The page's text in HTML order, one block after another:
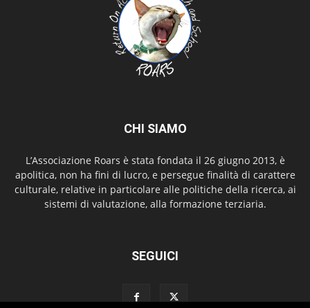
CHI SIAMO
L’Associazione Roars è stata fondata il 26 giugno 2013, è
apolitica, non ha fini di lucro, e persegue finalità di carattere
culturale, relative in particolare alle politiche della ricerca, ai
sistemi di valutazione, alla formazione terziaria.
SEGUICI